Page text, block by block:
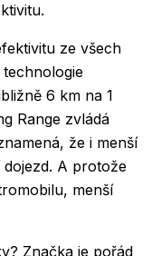
ze všech
6 km na 1
Range zvládá
že i menší
dojezd. A protože
menší
Značka je pořád